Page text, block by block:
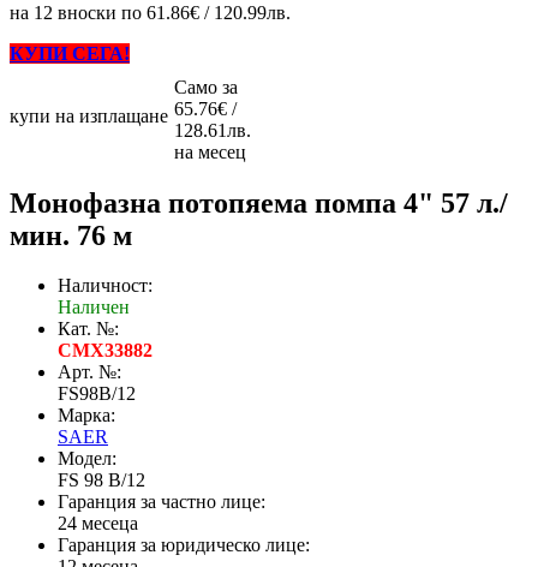
на 12 вноски по 61.86€ / 120.99лв.
КУПИ СЕГА!
купи на изплащане
Само за
65.76€ /
128.61лв.
на месец
Монофазна потопяема помпа 4" 57 л./
мин. 76 м
Наличност:
Наличен
Кат. №:
CMX33882
Арт. №:
FS98B/12
Марка:
SAER
Модел:
FS 98 B/12
Гаранция за частно лице:
24 месеца
Гаранция за юридическо лице: